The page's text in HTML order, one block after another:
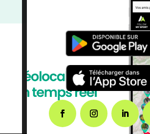
Distance
Course à Pied